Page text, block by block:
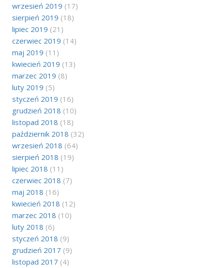
wrzesień 2019 (17)
sierpień 2019 (18)
lipiec 2019 (21)
czerwiec 2019 (14)
maj 2019 (11)
kwiecień 2019 (13)
marzec 2019 (8)
luty 2019 (5)
styczeń 2019 (16)
grudzień 2018 (10)
listopad 2018 (18)
październik 2018 (32)
wrzesień 2018 (64)
sierpień 2018 (19)
lipiec 2018 (11)
czerwiec 2018 (7)
maj 2018 (16)
kwiecień 2018 (12)
marzec 2018 (10)
luty 2018 (6)
styczeń 2018 (9)
grudzień 2017 (9)
listopad 2017 (4)